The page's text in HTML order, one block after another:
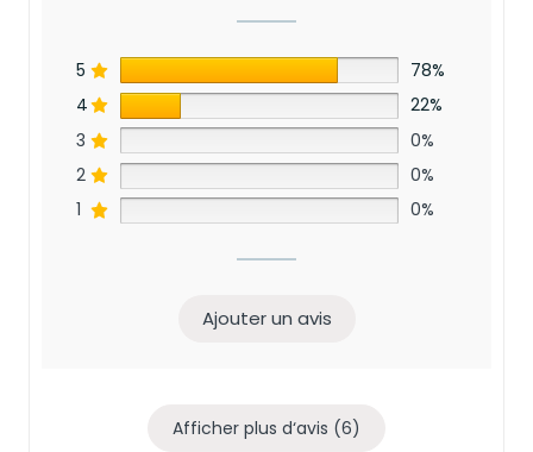
5
78%
4
22%
3
0%
2
0%
1
0%
Ajouter un avis
Afficher plus d‘avis (6)